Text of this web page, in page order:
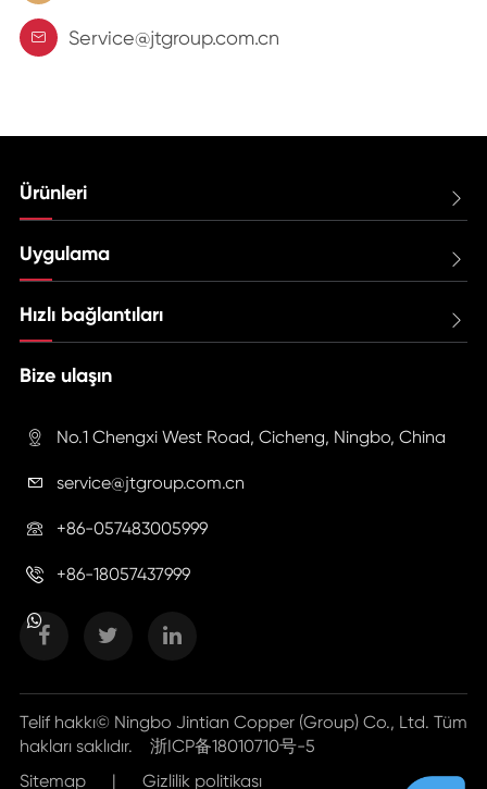
 Service@jtgroup.com.cn
Ürünleri 
Uygulama 
Hızlı bağlantıları 
Bize ulaşın
 No.1 Chengxi West Road, Cicheng, Ningbo, China
 service@jtgroup.com.cn
 +86-057483005999
 +86-18057437999
Telif hakkı© Ningbo Jintian Copper (Group) Co., Ltd. Tüm
hakları saklıdır. 浙ICP备18010710号-5
Sitemap
| Gizlilik politikası